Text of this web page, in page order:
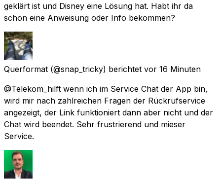
geklärt ist und Disney eine Lösung hat. Habt ihr da
schon eine Anweisung oder Info bekommen?
Querformat (@snap_tricky) berichtet vor 16 Minuten
@Telekom_hilft wenn ich im Service Chat der App bin,
wird mir nach zahlreichen Fragen der Rückrufservice
angezeigt, der Link funktioniert dann aber nicht und der
Chat wird beendet. Sehr frustrierend und mieser
Service.